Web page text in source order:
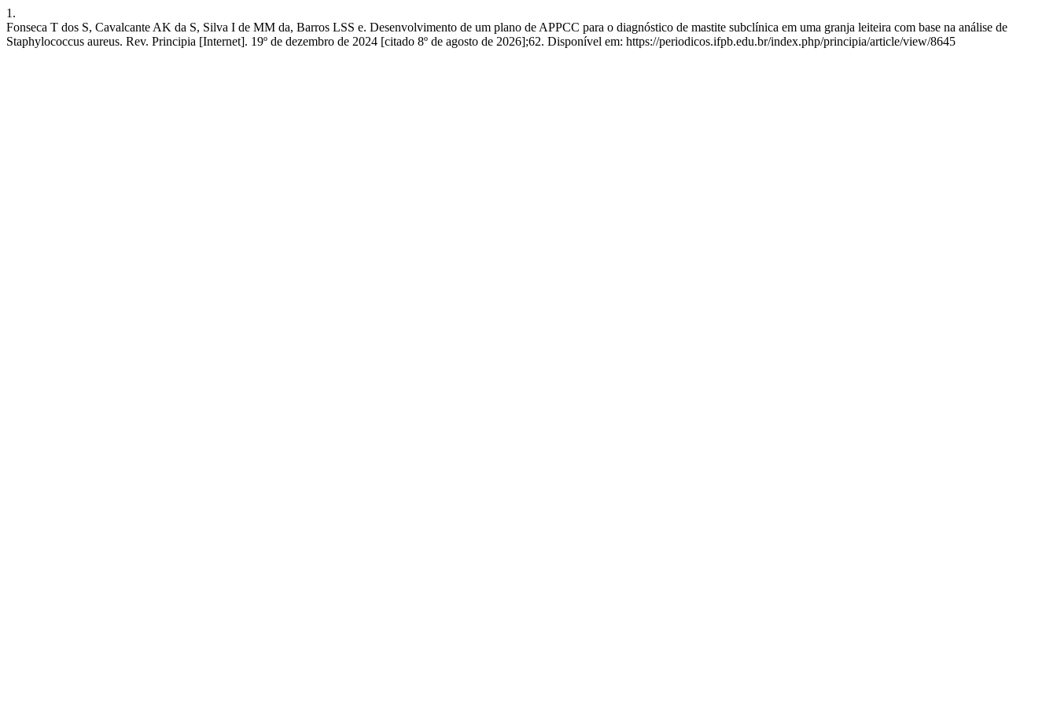
1.
Fonseca T dos S, Cavalcante AK da S, Silva I de MM da, Barros LSS e. Desenvolvimento de um plano de APPCC para o diagnóstico de mastite subclínica em uma granja leiteira com base na análise de
Staphylococcus aureus. Rev. Principia [Internet]. 19º de dezembro de 2024 [citado 8º de agosto de 2026];62. Disponível em: https://periodicos.ifpb.edu.br/index.php/principia/article/view/8645